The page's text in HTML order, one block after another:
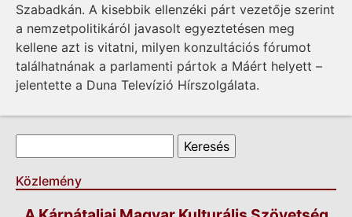
Szabadkán. A kisebbik ellenzéki párt vezetője szerint
a nemzetpolitikáról javasolt egyeztetésen meg
kellene azt is vitatni, milyen konzultációs fórumot
találhatnának a parlamenti pártok a Máért helyett –
jelentette a Duna Televízió Hírszolgálata.
Keresés űrlap
Közlemény